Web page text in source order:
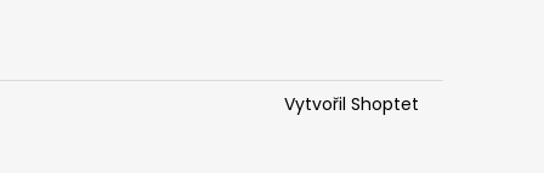
Vytvořil Shoptet